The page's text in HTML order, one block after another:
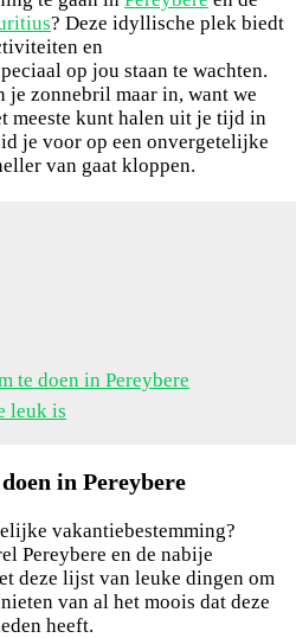
? Deze idyllische plek biedt
en
op jou staan te wachten.
je zonnebril maar in, want we
meeste kunt halen uit je tijd in
je voor op een onvergetelijke
van gaat kloppen.
te doen in Pereybere
leuk is
in Pereybere
vakantiebestemming?
Pereybere en de nabije
deze lijst van leuke dingen om
van al het moois dat deze
heeft.